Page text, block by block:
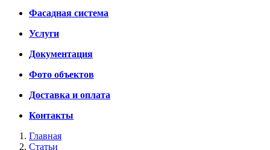
Фасадная система
Услуги
Документация
Фото объектов
Доставка и оплата
Контакты
Главная
Статьи